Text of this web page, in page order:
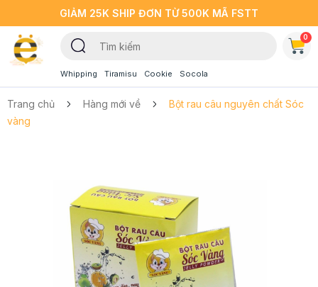
GIẢM 25K SHIP ĐƠN TỪ 500K MÃ FSTT
Whipping Tiramisu Cookie Socola
0
Trang chủ Hàng mới về
Bột rau câu nguyên chất Sóc
vàng